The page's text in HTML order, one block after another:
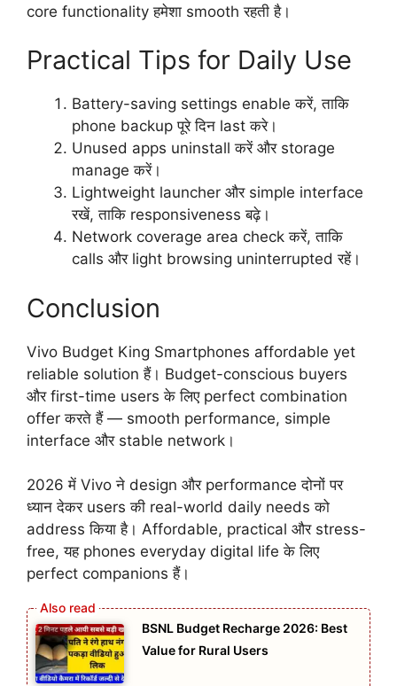
core functionality हमेशा smooth रहती है।
Practical Tips for Daily Use
Battery-saving settings enable करें, ताकि
phone backup पूरे दिन last करे।
Unused apps uninstall करें और storage
manage करें।
Lightweight launcher और simple interface
रखें, ताकि responsiveness बढ़े।
Network coverage area check करें, ताकि
calls और light browsing uninterrupted रहें।
Conclusion
Vivo Budget King Smartphones affordable yet
reliable solution हैं। Budget-conscious buyers
और first-time users के लिए perfect combination
offer करते हैं — smooth performance, simple
interface और stable network।
2026 में Vivo ने design और performance दोनों पर
ध्यान देकर users की real-world daily needs को
address किया है। Affordable, practical और stress-
free, यह phones everyday digital life के लिए
perfect companions हैं।
BSNL Budget Recharge 2026: Best
Value for Rural Users